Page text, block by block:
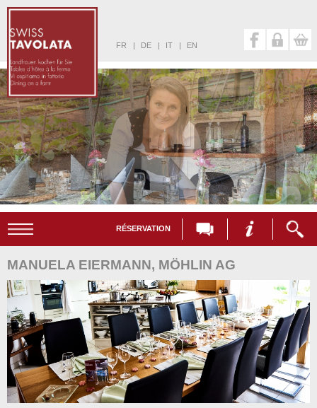
FR | DE | IT | EN
RÉSERVATION
MANUELA EIERMANN, MÖHLIN AG